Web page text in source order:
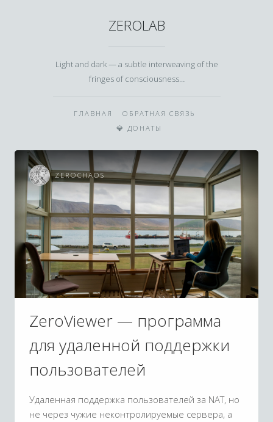
ZEROLAB
Light and dark — a subtle interweaving of the
fringes of consciousness…
ГЛАВНАЯ
ОБРАТНАЯ СВЯЗЬ
💎 ДОНАТЫ
ZEROCHAOS
ZeroViewer — программа
для удаленной поддержки
пользователей
Удаленная поддержка пользователей за NAT, но
не через чужие неконтролируемые сервера, а